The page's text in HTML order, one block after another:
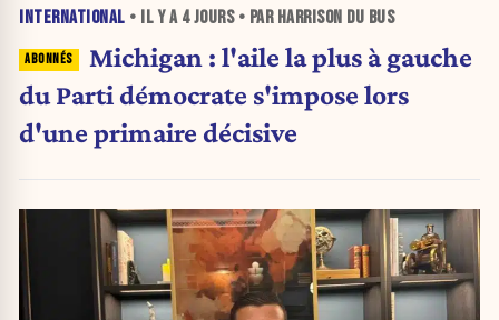
INTERNATIONAL • IL Y A 4 JOURS• PAR HARRISON DU BUS
Michigan : l'aile la plus à gauche
du Parti démocrate s'impose lors
d'une primaire décisive